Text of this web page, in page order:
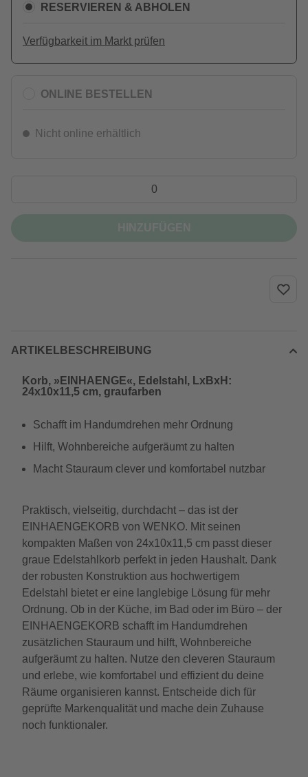
RESERVIEREN & ABHOLEN
Verfügbarkeit im Markt prüfen
ONLINE BESTELLEN
Nicht online erhältlich
ARTIKELBESCHREIBUNG
Korb, »EINHAENGE«, Edelstahl, LxBxH:
24x10x11,5 cm, graufarben
Schafft im Handumdrehen mehr Ordnung
Hilft, Wohnbereiche aufgeräumt zu halten
Macht Stauraum clever und komfortabel nutzbar
Praktisch, vielseitig, durchdacht – das ist der
EINHAENGEKORB von WENKO. Mit seinen
kompakten Maßen von 24x10x11,5 cm passt dieser
graue Edelstahlkorb perfekt in jeden Haushalt. Dank
der robusten Konstruktion aus hochwertigem
Edelstahl bietet er eine langlebige Lösung für mehr
Ordnung. Ob in der Küche, im Bad oder im Büro – der
EINHAENGEKORB schafft im Handumdrehen
zusätzlichen Stauraum und hilft, Wohnbereiche
aufgeräumt zu halten. Nutze den cleveren Stauraum
und erlebe, wie komfortabel und effizient du deine
Räume organisieren kannst. Entscheide dich für
geprüfte Markenqualität und mache dein Zuhause
noch funktionaler.